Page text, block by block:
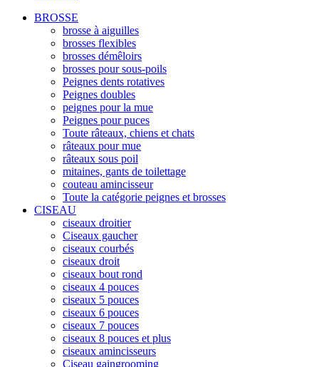
BROSSE
brosse à aiguilles
brosses flexibles
brosses démêloirs
brosses pour sous-poils
Peignes dents rotatives
Peignes doubles
peignes pour la mue
Peignes pour puces
Toute râteaux, chiens et chats
râteaux pour mue
râteaux sous poil
mitaines, gants de toilettage
couteau amincisseur
Toute la catégorie peignes et brosses
CISEAU
ciseaux droitier
Ciseaux gaucher
ciseaux courbés
ciseaux droit
ciseaux bout rond
ciseaux 4 pouces
ciseaux 5 pouces
ciseaux 6 pouces
ciseaux 7 pouces
ciseaux 8 pouces et plus
ciseaux amincisseurs
Ciseau gaingrooming